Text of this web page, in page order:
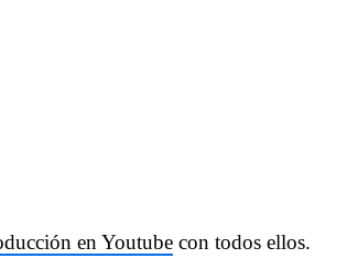
en Youtube con todos ellos.